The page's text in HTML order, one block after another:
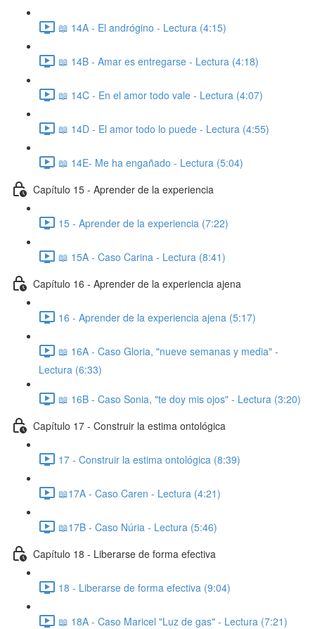
📖 14A - El andrógino - Lectura (4:15)
📖 14B - Amar es entregarse - Lectura (4:18)
📖 14C - En el amor todo vale - Lectura (4:07)
📖 14D - El amor todo lo puede - Lectura (4:55)
📖 14E- Me ha engañado - Lectura (5:04)
Capítulo 15 - Aprender de la experiencia
15 - Aprender de la experiencia (7:22)
📖 15A - Caso Carina - Lectura (8:41)
Capítulo 16 - Aprender de la experiencia ajena
16 - Aprender de la experiencia ajena (5:17)
📖 16A - Caso Gloria, "nueve semanas y media" -
Lectura (6:33)
📖 16B - Caso Sonia, "te doy mis ojos" - Lectura (3:20)
Capítulo 17 - Construir la estima ontológica
17 - Construir la estima ontológica (8:39)
📖17A - Caso Caren - Lectura (4:21)
📖17B - Caso Núria - Lectura (5:46)
Capítulo 18 - Liberarse de forma efectiva
18 - Liberarse de forma efectiva (9:04)
📖 18A - Caso Maricel "Luz de gas" - Lectura (7:21)